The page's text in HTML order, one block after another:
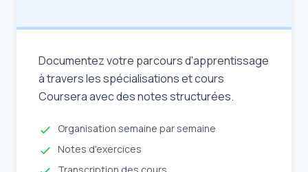
Documentez votre parcours d'apprentissage
à travers les spécialisations et cours
Coursera avec des notes structurées.
Organisation semaine par semaine
Notes d'exercices